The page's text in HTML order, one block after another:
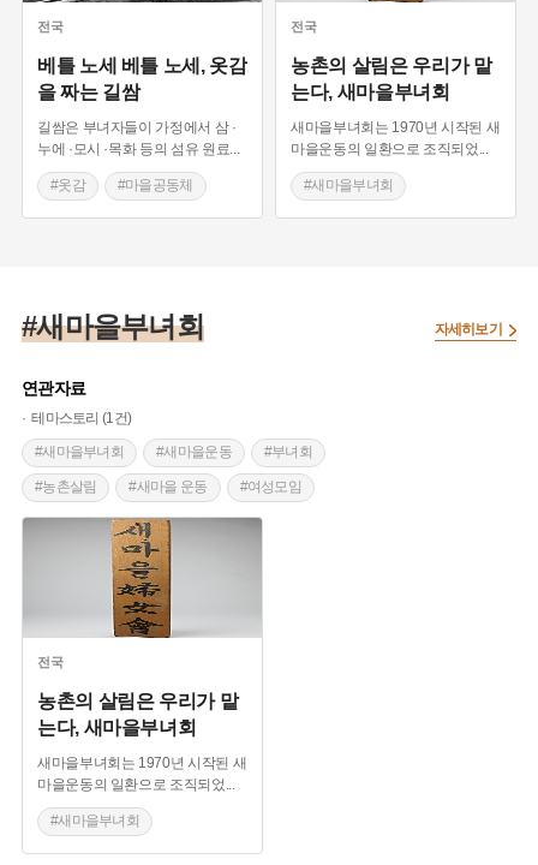
#부산 #용인의 전설
#경기도설화 #남자현 #한의학 #동화 #임시의정원
#황해도 #산성 #공예품 #영산포
전국
베틀 노세 베틀 노세, 옷감
을 짜는 길쌈
길쌈은 부녀자들이 가정에서 삼 ·
누에 ·모시 ·목화 등의 섬유 원료
#옷감 #마을공동체
#베틀 #농촌공동체
전국
농촌의 살림은 우리가 맡
는다, 새마을부녀회
새마을부녀회는 1970년 시작된 새
마을운동의 일환으로 조직되었
#새마을부녀회
#새마을운동 #부녀회
#새마을부녀회
연관자료
테마스토리 (1건)
#새마을부녀회
#새마을운동 #부녀회
#농촌살림 #새마을 운동 #여성모임
자세히보기
전국
농촌의 살림은 우리가 맡
는다, 새마을부녀회
새마을부녀회는 1970년 시작된 새
마을운동의 일환으로 조직되었
#새마을부녀회
#새마을운동 #부녀회